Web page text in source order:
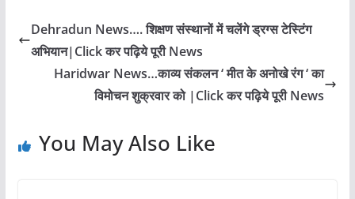
Dehradun News…. शिक्षण संस्थानों में चलेंगे ड्रग्स टेस्टिंग
अभियान|Click कर पढ़िये पूरी News
Haridwar News…काव्य संकलन ‘ मीत के अनोखे रंग ‘ का
विमोचन शुक्रवार को |Click कर पढ़िये पूरी News
You May Also Like